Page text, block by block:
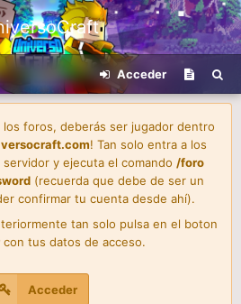
Acceder
los foros, deberás ser jugador dentro
! Tan solo entra a los
y ejecuta el comando /foro
(recuerda que debe de ser un
confirmar tu cuenta desde ahí).
tan solo pulsa en el boton
con tus datos de acceso.
Acceder